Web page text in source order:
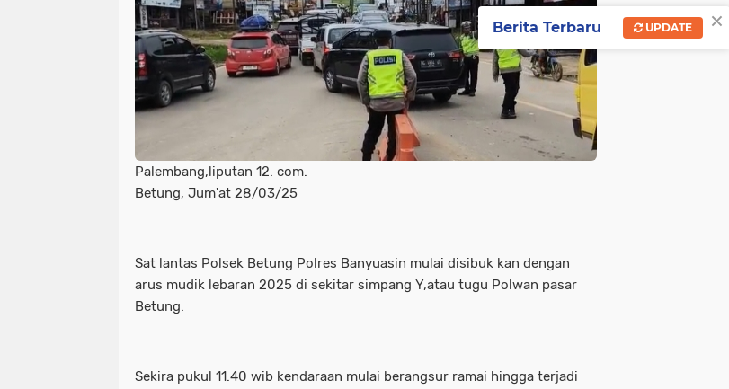
Palembang,liputan 12. com.
Betung, Jum'at 28/03/25
Sat lantas Polsek Betung Polres Banyuasin mulai disibuk kan dengan
arus mudik lebaran 2025 di sekitar simpang Y,atau tugu Polwan pasar
Betung.
Sekira pukul 11.40 wib kendaraan mulai berangsur ramai hingga terjadi
×
Berita Terbaru UPDATE